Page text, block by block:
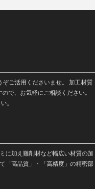
ぞご活用くださいませ。 加工材質
で、お気軽にご相談ください。
。
に加え難削材など幅広い材質の加
「高品質」・「高精度」の精密部